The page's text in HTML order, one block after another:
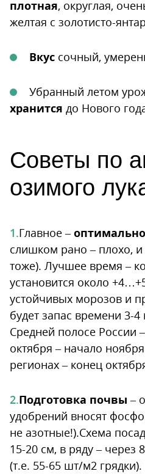
плотная, округлая,
желтая с золотисто-
Вкус сочный,
Убранный летом
хранится до Нового
Советы по
озимого
Главное –
слишком рано – плохо,
тоже). Лучшее время –
установится около
устойчивых морозов и
будет запас времени 3-
Средней полосе России
октября – начало
регионах – конец
Подготовка почвы –
удобрений вносят
не азотные!).Схема
15-20 см, в ряду – через
(т.е. 55-65 шт/м2